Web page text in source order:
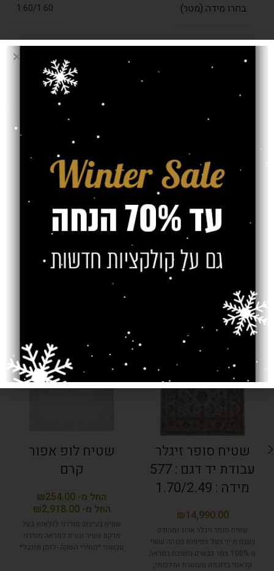
בחרו מידה (מטר) 1.60/1.60
עובי שטיח
צרו קשר
SOLD OUT
שטיח סופר זיגלר
עבודת יד דגם : 577
מידה : 1.70/2.49
₪
שטיח סופר זיגלר ארוג ומהודק
בעבודת יד בעל צפיפות גבוהה עשוי
מ 100% צמר כבשים משובח במראה
קלאסי בדוגמה מעוטרת ומלכותי,
שטיח לופ אפור
קרם
₪
₪
שטיח בעיצוב מודרני לולאות בעל
מרקם עשיר ונעים למראה מודרני
עכשווי *מחירי השקה -לזמן מוגבל*